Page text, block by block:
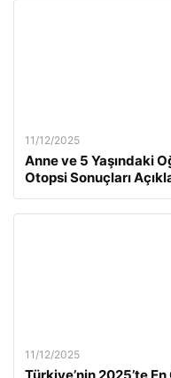
11/12/2025
Anne ve 5 Yaşındaki
Otopsi Sonuçları
11/12/2025